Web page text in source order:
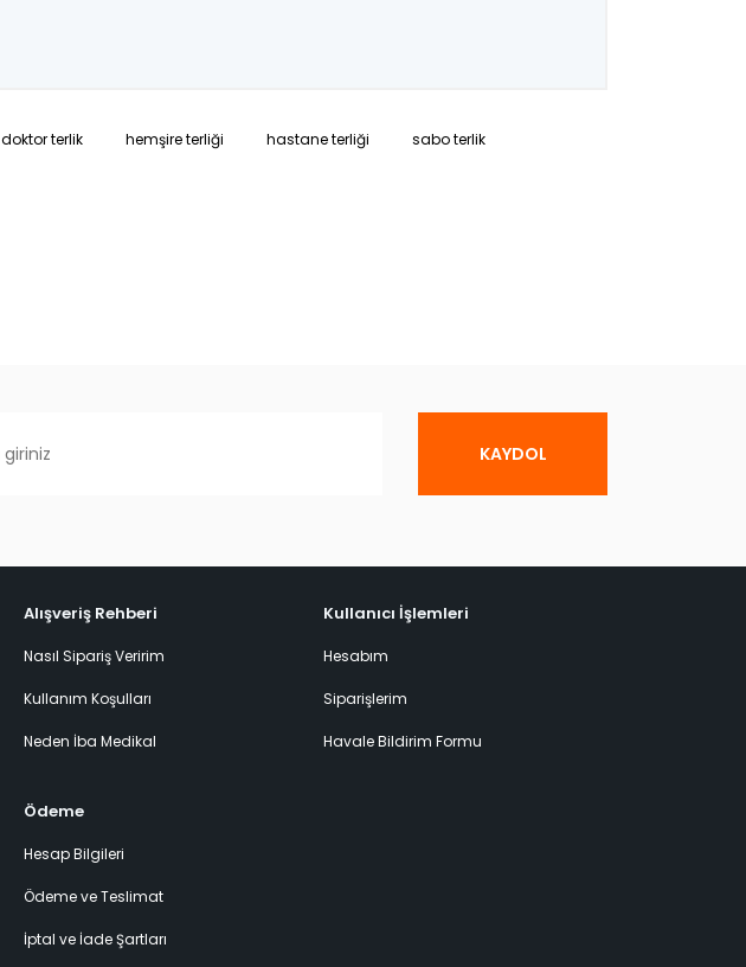
doktor terlik hemşire terliği hastane terliği sabo terlik
KAYDOL
Alışveriş Rehberi
Nasıl Sipariş Veririm
Kullanım Koşulları
Neden İba Medikal
Ödeme
Hesap Bilgileri
Ödeme ve Teslimat
İptal ve İade Şartları
Kullanıcı İşlemleri
Hesabım
Siparişlerim
Havale Bildirim Formu